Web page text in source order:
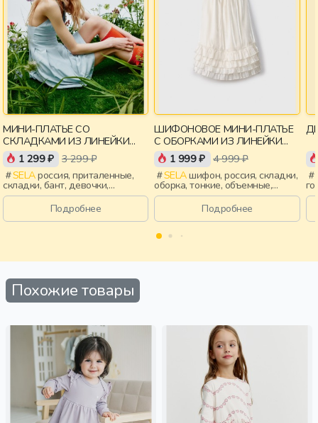
МИНИ-ПЛАТЬЕ СО
СКЛАДКАМИ ИЗ ЛИНЕЙКИ
YOUNG1 299 ₽ 3 299 ₽
SELAроссия, приталенные,
складки, бант, девочки,
старшеклассники, дети
Подробнее
ШИФОНОВОЕ МИНИ-ПЛАТЬЕ
С ОБОРКАМИ ИЗ ЛИНЕЙКИ
YOUNG1 999 ₽ 4 999 ₽
SELAшифон, россия, складки,
оборка, тонкие, объемные,
девочки, старшеклассники,
Подробнее
Похожие товары